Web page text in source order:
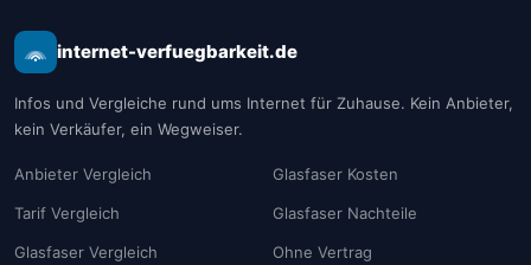
internet-verfuegbarkeit.de
Infos und Vergleiche rund ums Internet für Zuhause. Kein Anbieter,
kein Verkäufer, ein Wegweiser.
Anbieter Vergleich
Tarif Vergleich
Glasfaser Vergleich
Glasfaser Kosten
Glasfaser Nachteile
Ohne Vertrag